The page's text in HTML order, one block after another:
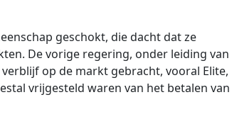
geschokt, die dacht dat ze
De vorige regering, onder leiding van
op de markt gebracht, vooral Elite,
vrijgesteld waren van het betalen van